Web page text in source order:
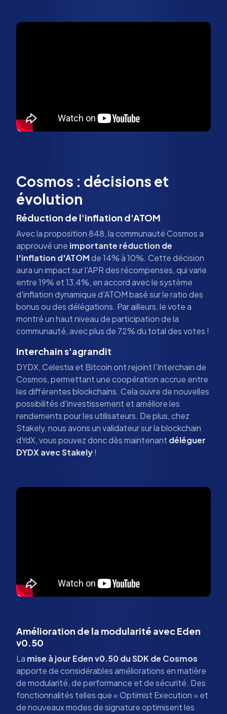
Cosmos : décisions et
évolution
Réduction de l'inflation d'ATOM
Avec la proposition 848, la communauté Cosmos a
approuvé une importante réduction de
l'inflation d'ATOMde 14% à 10%. Cette décision
aura un impact sur l'APR des récompenses, qui varie
entre 19% et 13,4%, en accord avec le système
d'inflation dynamique d'ATOM basé sur le ratio des
bonus ou des délégations. Par ailleurs, le vote a
montré un haut niveau de participation de la
communauté, avec plus de 72% du total des votes !
Interchain s'agrandit
DYDX, Celestia et Bitcoin ont rejoint l'Interchain de
Cosmos, permettant une coopération accrue entre
les différentes blockchains. Cela ouvre de nouvelles
possibilités d'investissement et améliore les
rendements pour les utilisateurs. De plus, chez
Stakely, nous avons un validateur sur la blockchain
dYdX, vous pouvez donc dès maintenant déléguer
DYDX avec Stakely!
Amélioration de la modularité avec Eden
v0.50
La mise à jour Eden v0.50 du SDK de Cosmos
apporte de considérables améliorations en matière
de modularité, de performance et de sécurité. Des
fonctionnalités telles que « Optimist Execution » et
de nouveaux modes de signature optimisent les